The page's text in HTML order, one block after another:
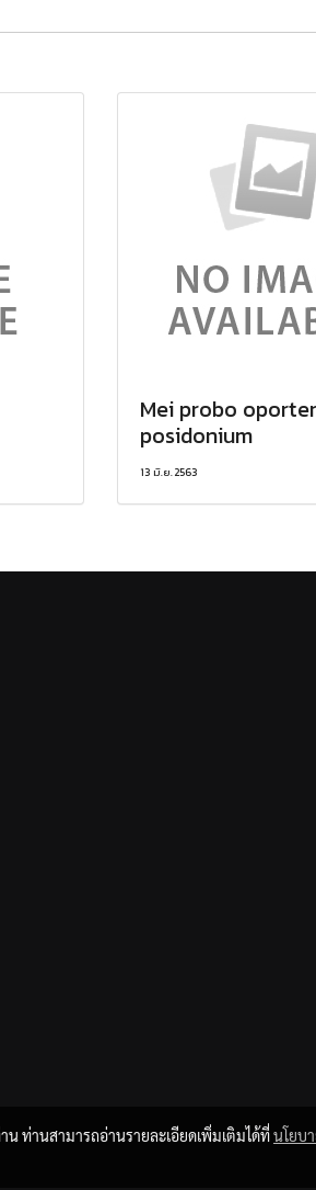
Mei probo
posidonium
13 มิ.ย. 2563
ท่านสามารถอ่านรายละเอียดเพิ่มเติมได้ที่นโยบ